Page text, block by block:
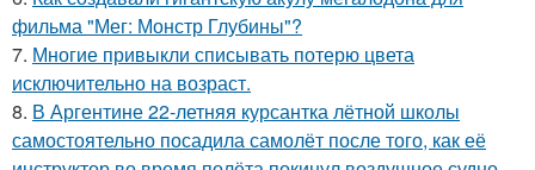
фильма "Мег: Монстр Глубины"?
7. Многие привыкли списывать потерю цвета
исключительно на возраст.
8. В Аргентине 22-летняя курсантка лётной школы
самостоятельно посадила самолёт после того, как её